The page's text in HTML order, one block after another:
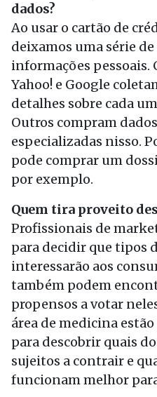
dados?
Ao usar o cartão de
deixamos uma série
informações pessoais.
Yahoo! e Google
detalhes sobre cada
Outros compram
especializadas nisso.
pode comprar um
por exemplo.
Quem tira proveito
Profissionais de
para decidir que tipos
interessarão aos
também podem
propensos a votar
área de medicina
para descobrir quais
sujeitos a contrair e
funcionam melhor